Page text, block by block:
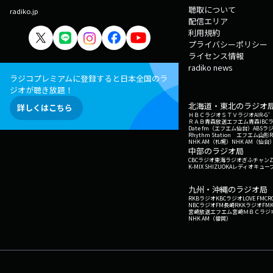
radiko.jp
ラジコプレミアムに登録すると日本全国のラ
ジオが聴き放題！
詳しくはこちら
聴取について
配信エリア
利用規約
プライバシーポリシー
ライセンス情報
radiko news
北海道・東北のラジオ
ＨＢＣラジオＳＴＶラジオAIR-G'
ＲＡＢ青森放送エフエム青森IBC
Date fm（エフエム仙台） ABSラ
Rhythm Station エフエム山形
NHK AM（札幌） NHK AM（仙台
中部のラジオ局
CBCラジオ東海ラジオぎふチャン
K-MIX SHIZUOKAレディオキュー
九州・沖縄のラジオ局
RKBラジオKBCラジオLOVE FM
NBCラジオFM長崎RKKラジオ
宮崎放送エフエム宮崎ＭＢＣラジ
NHK AM（福岡）